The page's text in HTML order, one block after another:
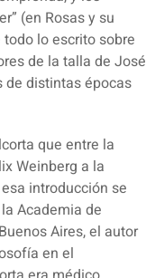
(en Rosas y su
lo escrito sobre
de la talla de José
de distintas épocas
que entre la
Weinberg a la
introducción se
Academia de
Aires, el autor
en el